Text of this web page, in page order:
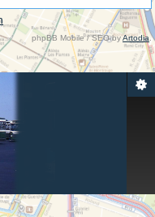
phpBB Mobile / SEO byArtodia .